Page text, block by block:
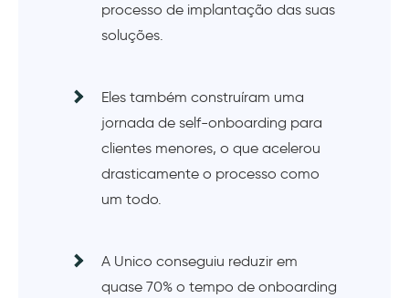
processo de implantação das suas
soluções.
Eles também construíram uma
jornada de self-onboarding para
clientes menores, o que acelerou
drasticamente o processo como
um todo.
A Unico conseguiu reduzir em
quase 70% o tempo de onboarding